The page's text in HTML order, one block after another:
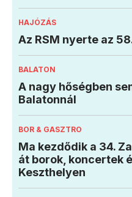
HAJÓZÁS
Az RSM nyerte az
BALATON
A nagy hőségben
Balatonnál
BOR & GASZTRO
Ma kezdődik a 34.
át borok, koncertek
Keszthelyen